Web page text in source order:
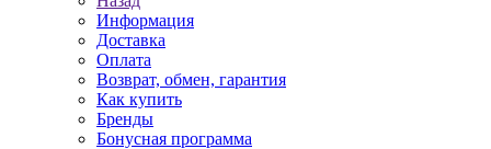
Информация
Доставка
Оплата
Возврат, обмен, гарантия
Как купить
Бренды
Бонусная программа